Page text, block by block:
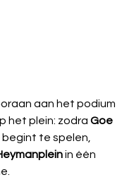
aan het podium
het plein: zodra Goe
begint te spelen,
in één